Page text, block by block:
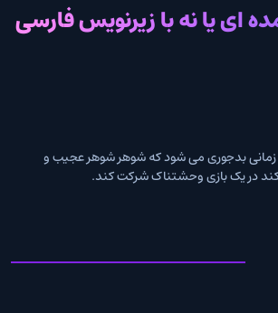
ای یا نه با زیرنویس فارسی
بدجوری می شود که شوهر شوهر عجیب و
در یک بازی وحشتناک شرکت کند.